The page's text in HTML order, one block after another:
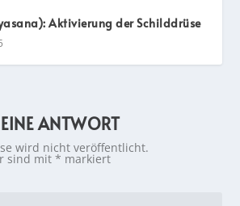
Aktivierung der Schilddrüse
ANTWORT
wird nicht veröffentlicht.
sind mit* markiert